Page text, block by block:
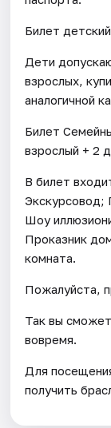
Билет
Дети
взрослых,
аналогичной
Билет
взрослый + 2
В билет
Экскурсовод;
Шоу
Проказник
комната.
Пожалуйста,
Так вы
вовремя.
Для
получить